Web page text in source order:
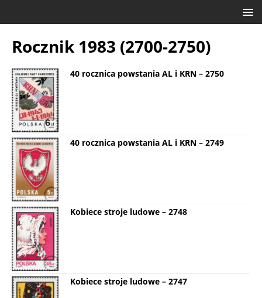
Rocznik 1983 (2700-2750)
40 rocznica powstania AL i KRN – 2750
40 rocznica powstania AL i KRN – 2749
Kobiece stroje ludowe – 2748
Kobiece stroje ludowe – 2747